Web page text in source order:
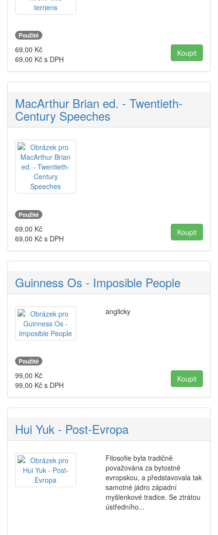
Použité
69,00 Kč
69,00 Kč s DPH
MacArthur Brian ed. - Twentieth-
Century Speeches
Použité
69,00 Kč
69,00 Kč s DPH
Guinness Os - Imposible People
anglicky
Použité
99,00 Kč
99,00 Kč s DPH
Hui Yuk - Post-Evropa
Filosofie byla tradičně
považována za bytostně
evropskou, a představovala tak
samotné jádro západní
myšlenkové tradice. Se ztrátou
ústředního...